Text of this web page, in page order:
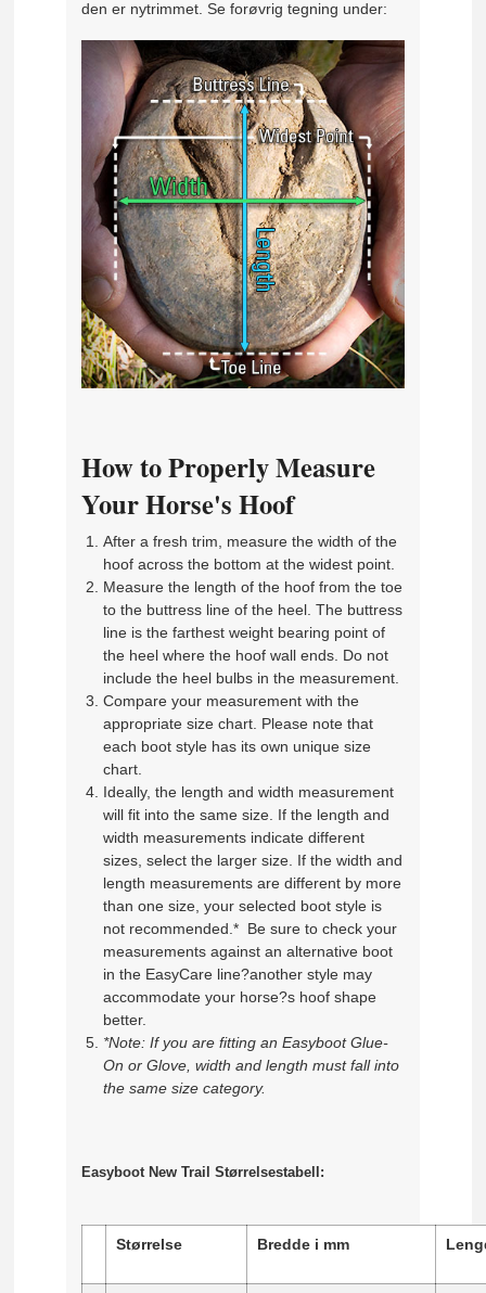
den er nytrimmet. Se forøvrig tegning under:
How to Properly Measure
Your Horse's Hoof
After a fresh trim, measure the width of the
hoof across the bottom at the widest point.
Measure the length of the hoof from the toe
to the buttress line of the heel. The buttress
line is the farthest weight bearing point of
the heel where the hoof wall ends. Do not
include the heel bulbs in the measurement.
Compare your measurement with the
appropriate size chart. Please note that
each boot style has its own unique size
chart.
Ideally, the length and width measurement
will fit into the same size. If the length and
width measurements indicate different
sizes, select the larger size. If the width and
length measurements are different by more
than one size, your selected boot style is
not recommended.* Be sure to check your
measurements against an alternative boot
in the EasyCare line?another style may
accommodate your horse?s hoof shape
better.
*Note: If you are fitting an Easyboot Glue-
On or Glove, width and length must fall into
the same size category.
Easyboot New Trail Størrelsestabell:
Størrelse Bredde i mm